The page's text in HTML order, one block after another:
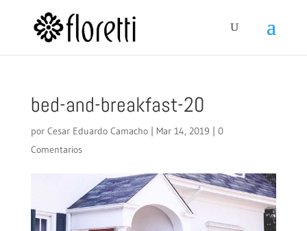
bed-and-breakfast-20
por Cesar Eduardo Camacho| Mar 14, 2019 | 0
Comentarios